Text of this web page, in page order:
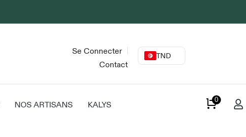
Se Connecter
Contact
TND
NOS ARTISANS KALYS 0